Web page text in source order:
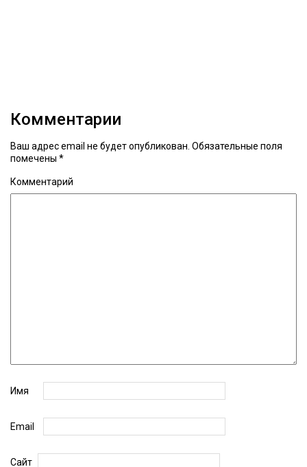
Комментарии
Ваш адрес email не будет опубликован. Обязательные поля
помечены *
Комментарий
Имя
Email
Сайт